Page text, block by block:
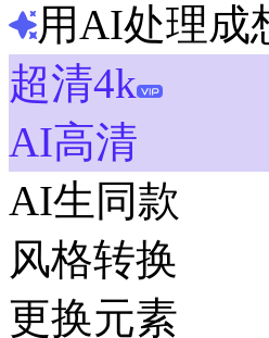
用AI处理成
超清4k
AI高清
AI生同款
风格转换
更换元素